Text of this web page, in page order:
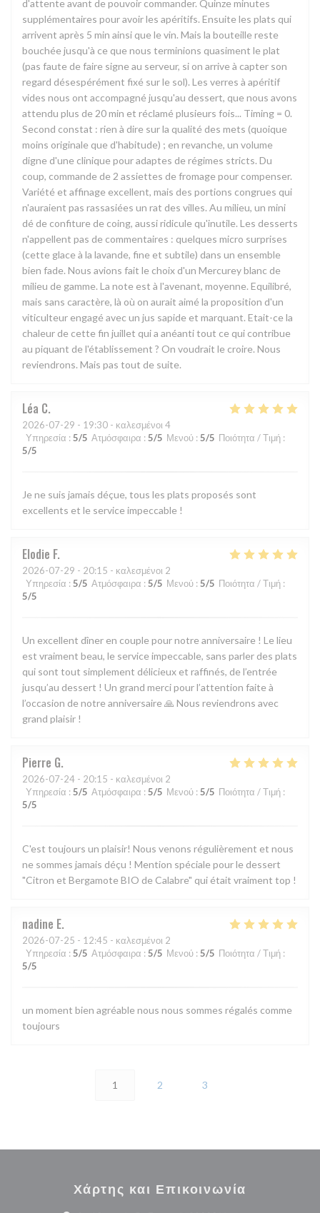
d'attente avant de pouvoir commander. Quinze minutes
supplémentaires pour avoir les apéritifs. Ensuite les plats qui
arrivent après 5 min ainsi que le vin. Mais la bouteille reste
bouchée jusqu'à ce que nous terminions quasiment le plat
(pas faute de faire signe au serveur, si on arrive à capter son
regard désespérément fixé sur le sol). Les verres à apéritif
vides nous ont accompagné jusqu'au dessert, que nous avons
attendu plus de 20 min et réclamé plusieurs fois... Timing = 0.
Second constat : rien à dire sur la qualité des mets (quoique
moins originale que d'habitude) ; en revanche, un volume
digne d'une clinique pour adaptes de régimes stricts. Du
coup, commande de 2 assiettes de fromage pour compenser.
Variété et affinage excellent, mais des portions congrues qui
n'auraient pas rassasiées un rat des villes. Au milieu, un mini
dé de confiture de coing, aussi ridicule qu'inutile. Les desserts
n'appellent pas de commentaires : quelques micro surprises
(cette glace à la lavande, fine et subtile) dans un ensemble
bien fade. Nous avions fait le choix d'un Mercurey blanc de
milieu de gamme. La note est à l'avenant, moyenne. Equilibré,
mais sans caractère, là où on aurait aimé la proposition d'un
viticulteur engagé avec un jus sapide et marquant. Etait-ce la
chaleur de cette fin juillet qui a anéanti tout ce qui contribue
au piquant de l'établissement ? On voudrait le croire. Nous
reviendrons. Mais pas tout de suite.
Léa C
2026-07-29 - 19:30 - καλεσμένοι 4
Υπηρεσία : 5/5 Ατμόσφαιρα : 5/5 Μενού : 5/5 Ποιότητα / Τιμή :
5/5
Je ne suis jamais déçue, tous les plats proposés sont
excellents et le service impeccable !
Elodie F
2026-07-29 - 20:15 - καλεσμένοι 2
Υπηρεσία : 5/5 Ατμόσφαιρα : 5/5 Μενού : 5/5 Ποιότητα / Τιμή :
5/5
Un excellent dîner en couple pour notre anniversaire ! Le lieu
est vraiment beau, le service impeccable, sans parler des plats
qui sont tout simplement délicieux et raffinés, de l’entrée
jusqu’au dessert ! Un grand merci pour l’attention faite à
l’occasion de notre anniversaire 🙏 Nous reviendrons avec
grand plaisir !
Pierre G
2026-07-24 - 20:15 - καλεσμένοι 2
Υπηρεσία : 5/5 Ατμόσφαιρα : 5/5 Μενού : 5/5 Ποιότητα / Τιμή :
5/5
C'est toujours un plaisir! Nous venons régulièrement et nous
ne sommes jamais déçu ! Mention spéciale pour le dessert
"Citron et Bergamote BIO de Calabre" qui était vraiment top !
nadine E
2026-07-25 - 12:45 - καλεσμένοι 2
Υπηρεσία : 5/5 Ατμόσφαιρα : 5/5 Μενού : 5/5 Ποιότητα / Τιμή :
5/5
un moment bien agréable nous nous sommes régalés comme
toujours
1 2 3
Χάρτης και Επικοινωνία